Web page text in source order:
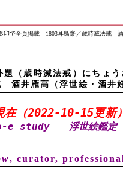
で全頁掲載 1803耳鳥齋／歳時滅法戒 酒
題（歳時滅法戒）にち
酒井雁高（浮世絵・酒
（2022-10-15更新）
e study 浮世絵鑑定
, curator,